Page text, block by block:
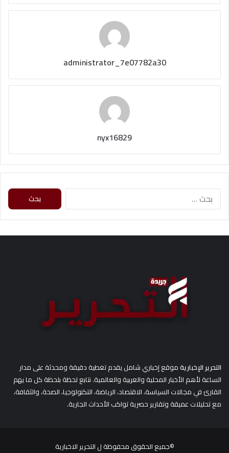
administrator_7e07782a30
nyx16829
ث
التحرير الإخباريةموقع إخباري شامل يقدم تغطية دقيقة ومحدثة على مدار
الساعة لأهم الأخبار المحلية والعربية والعالمية. نتابع لحظة بلحظة كل ما يهم
القارئ في مجالات السياسة، الاقتصاد، الرياضة، التكنولوجيا، الصحة، والثقافة،
مع تحليلات عميقة وتقارير حصرية تواكب الأحداث الجارية.
©جميع الحقوق محفوظة ل التحرير الاخبارية